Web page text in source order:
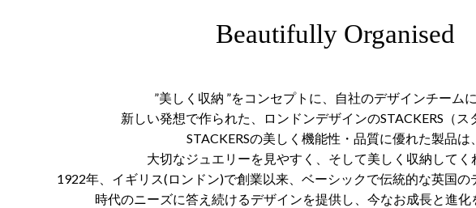
Beautifully Organised
”美しく収納 ”をコンセプトに、自社のデザインチームに
新しい発想で作られた、ロンドンデザインのSTACKERS（ス
STACKERSの美しく機能性・品質に優れた製品は、
大切なジュエリーを見やすく、そして美しく収納してく
1922年、イギリス(ロンドン)で創業以来、ベーシックで伝統的な英国の
時代のニーズに答え続けるデザインを提供し、今なお成長と進化